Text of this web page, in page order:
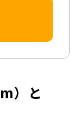
）と